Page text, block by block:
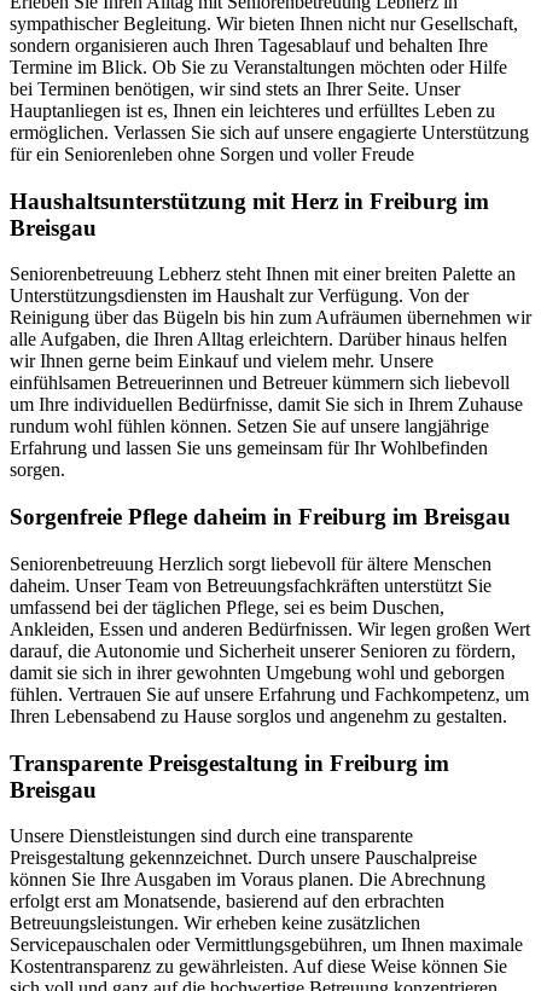
sympathischer Begleitung. Wir bieten Ihnen nicht nur Gesellschaft,
sondern organisieren auch Ihren Tagesablauf und behalten Ihre
Termine im Blick. Ob Sie zu Veranstaltungen möchten oder Hilfe
bei Terminen benötigen, wir sind stets an Ihrer Seite. Unser
Hauptanliegen ist es, Ihnen ein leichteres und erfülltes Leben zu
ermöglichen. Verlassen Sie sich auf unsere engagierte Unterstützung
für ein Seniorenleben ohne Sorgen und voller Freude
Haushalts­unterstützung mit Herz in Freiburg im
Breisgau
Seniorenbetreuung Lebherz steht Ihnen mit einer breiten Palette an
Unterstützungsdiensten im Haushalt zur Verfügung. Von der
Reinigung über das Bügeln bis hin zum Aufräumen übernehmen wir
alle Aufgaben, die Ihren Alltag erleichtern. Darüber hinaus helfen
wir Ihnen gerne beim Einkauf und vielem mehr. Unsere
einfühlsamen Betreuerinnen und Betreuer kümmern sich liebevoll
um Ihre individuellen Bedürfnisse, damit Sie sich in Ihrem Zuhause
rundum wohl fühlen können. Setzen Sie auf unsere langjährige
Erfahrung und lassen Sie uns gemeinsam für Ihr Wohlbefinden
sorgen.
Sorgenfreie Pflege daheim in Freiburg im Breisgau
Seniorenbetreuung Herzlich sorgt liebevoll für ältere Menschen
daheim. Unser Team von Betreuungsfachkräften unterstützt Sie
umfassend bei der täglichen Pflege, sei es beim Duschen,
Ankleiden, Essen und anderen Bedürfnissen. Wir legen großen Wert
darauf, die Autonomie und Sicherheit unserer Senioren zu fördern,
damit sie sich in ihrer gewohnten Umgebung wohl und geborgen
fühlen. Vertrauen Sie auf unsere Erfahrung und Fachkompetenz, um
Ihren Lebensabend zu Hause sorglos und angenehm zu gestalten.
Transparente Preisgestaltung in Freiburg im
Breisgau
Unsere Dienstleistungen sind durch eine transparente
Preisgestaltung gekennzeichnet. Durch unsere Pauschalpreise
können Sie Ihre Ausgaben im Voraus planen. Die Abrechnung
erfolgt erst am Monatsende, basierend auf den erbrachten
Betreuungsleistungen. Wir erheben keine zusätzlichen
Servicepauschalen oder Vermittlungsgebühren, um Ihnen maximale
Kostentransparenz zu gewährleisten. Auf diese Weise können Sie